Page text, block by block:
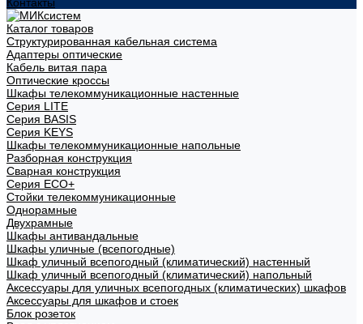
Каталог товаров
Структурированная кабельная система
Адаптеры оптические
Кабель витая пара
Оптические кроссы
Шкафы телекоммуникационные настенные
Cерия LITE
Cерия BASIS
Cерия KEYS
Шкафы телекоммуникационные напольные
Разборная конструкция
Сварная конструкция
Серия ECO+
Стойки телекоммуникационные
Однорамные
Двухрамные
Шкафы антивандальные
Шкафы уличные (всепогодные)
Шкаф уличный всепогодный (климатический) настенный
Шкаф уличный всепогодный (климатический) напольный
Аксессуары для уличных всепогодных (климатических) шкафов
Аксессуары для шкафов и стоек
Блок розеток